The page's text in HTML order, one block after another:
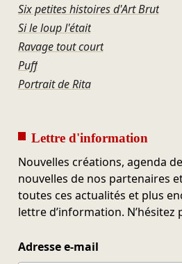
Six petites histoires d'Art Brut
Si le loup l'était
Ravage tout court
Puff
Portrait de Rita
Lettre d'information
Nouvelles créations, agenda
nouvelles de nos partenaires
toutes ces actualités et plus
lettre d’information. N’hésitez
Adresse e-mail